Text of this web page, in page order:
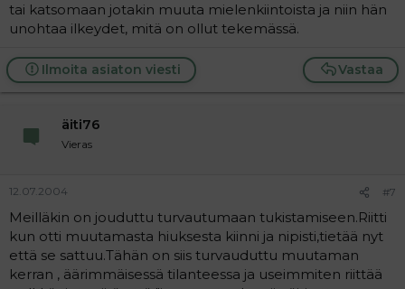
tai katsomaan jotakin muuta mielenkiintoista ja niin hän
unohtaa ilkeydet, mitä on ollut tekemässä.
Vastaa
Ilmoita asiaton viesti
äiti76
Vieras
12.07.2004 #7
Meilläkin on jouduttu turvautumaan tukistamiseen.Riitti
kun otti muutamasta hiuksesta kiinni ja nipisti,tietää nyt
että se sattuu.Tähän on siis turvauduttu muutaman
kerran , äärimmäisessä tilanteessa ja useimmiten riittää